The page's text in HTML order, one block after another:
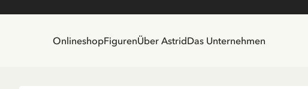
OnlineshopFigurenÜber AstridDas Unternehmen